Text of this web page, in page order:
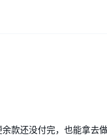
款还没付完，也能拿去